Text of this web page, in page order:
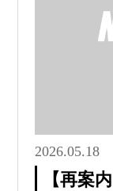
2026.05.18
【再案